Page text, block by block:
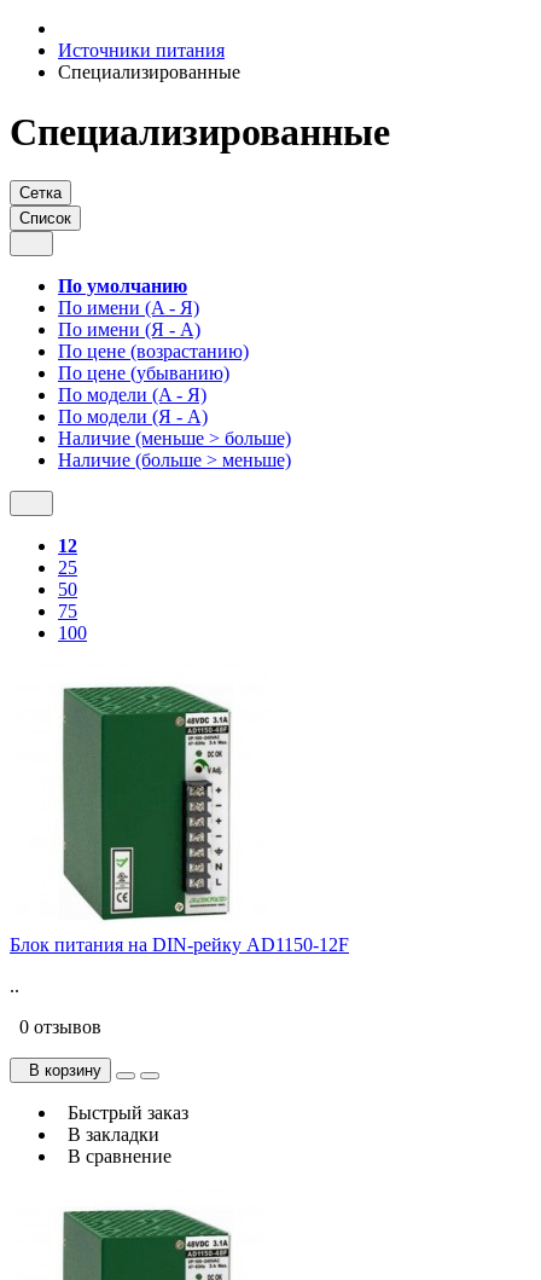
Источники питания
Специализированные
Специализированные
Сетка
Список
По умолчанию
По имени (A - Я)
По имени (Я - A)
По цене (возрастанию)
По цене (убыванию)
По модели (A - Я)
По модели (Я - A)
Наличие (меньше > больше)
Наличие (больше > меньше)
12
25
50
75
100
Блок питания на DIN-рейку AD1150-12F
..
0 отзывов
В корзину
Быстрый заказ
В закладки
В сравнение